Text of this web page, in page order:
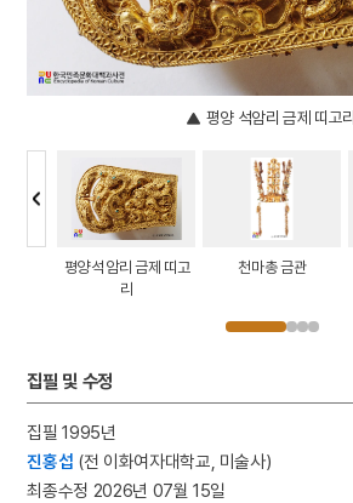
평양 석암리 금제 띠고리
평양 석암리 금제 띠고
리
천마총 금관
집필 및 수정
집필 1995년
진홍섭 (전 이화여자대학교, 미술사)
최종수정 2026년 07월 15일